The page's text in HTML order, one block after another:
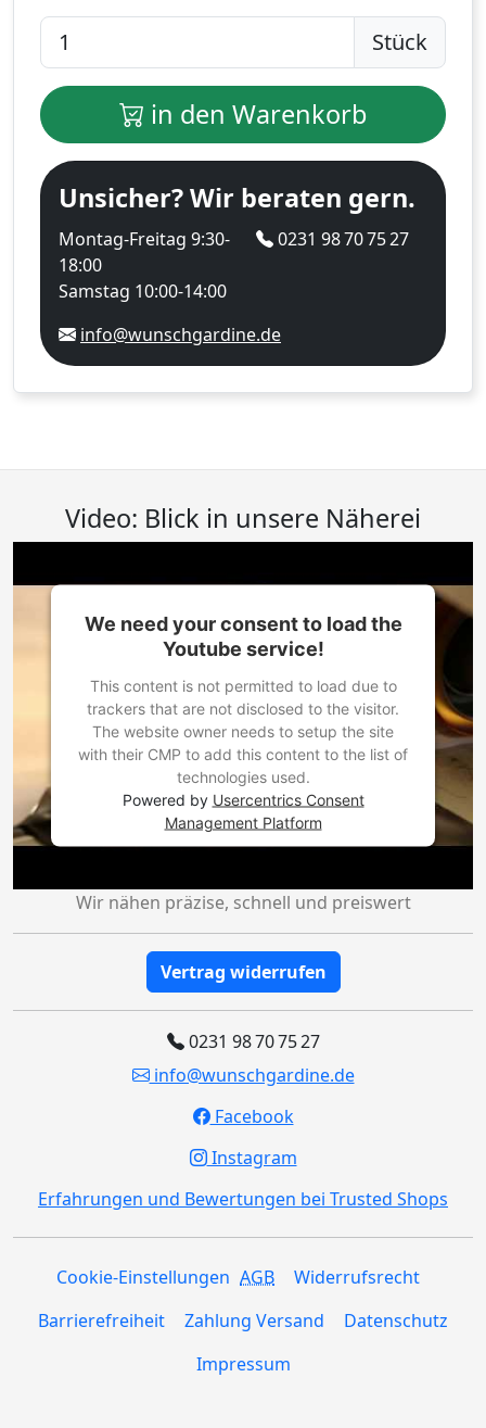
Stück
in den Warenkorb
Unsicher? Wir beraten gern.
Montag-Freitag 9:30-
18:00
Samstag 10:00-14:00
0231 98 70 75 27
info@wunschgardine.de
Video: Blick in unsere Näherei
We need your consent to load the
Youtube service!
This content is not permitted to load due to
trackers that are not disclosed to the visitor.
The website owner needs to setup the site
with their CMP to add this content to the list of
technologies used.
Powered by Usercentrics Consent
Management Platform
Wir nähen präzise, schnell und preiswert
Vertrag widerrufen
0231 98 70 75 27
info@wunschgardine.de
Facebook
Instagram
Erfahrungen und Bewertungen bei Trusted Shops
Cookie-Einstellungen AGB
Widerrufsrecht
Barrierefreiheit
Zahlung Versand
Datenschutz
Impressum